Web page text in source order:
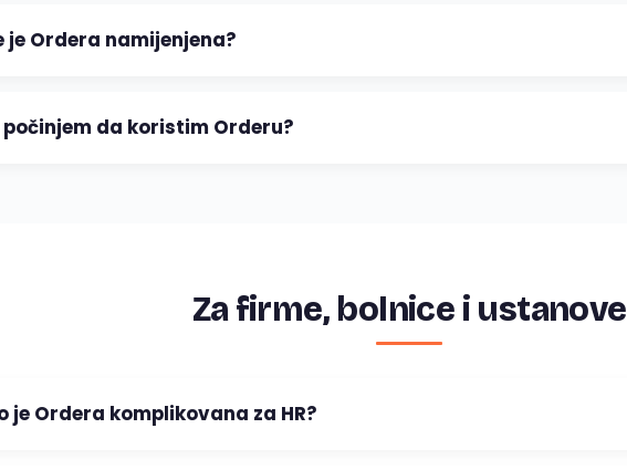
je Ordera namijenjena?
počinjem da koristim Orderu?
Za firme, bolnice i ustanove
je Ordera komplikovana za HR?